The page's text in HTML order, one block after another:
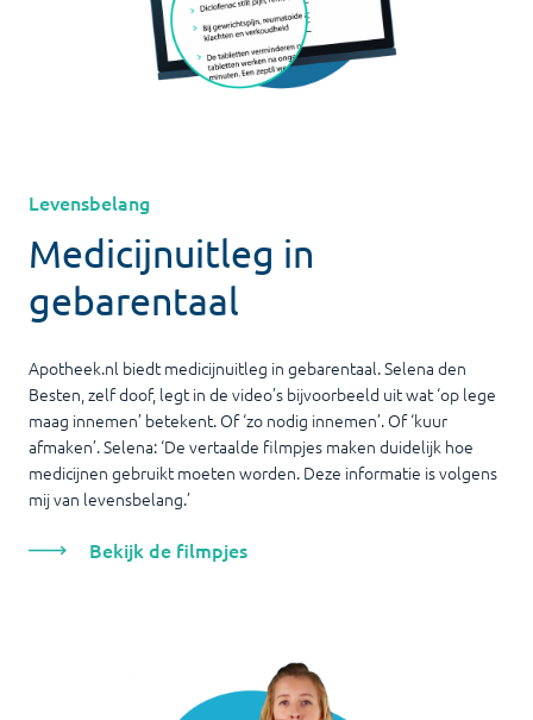
Levensbelang
Medicijnuitleg in
gebarentaal
Apotheek.nl biedt medicijnuitleg in gebarentaal. Selena den
Besten, zelf doof, legt in de video’s bijvoorbeeld uit wat ‘op lege
maag innemen’ betekent. Of ‘zo nodig innemen’. Of ‘kuur
afmaken’. Selena: ‘De vertaalde filmpjes maken duidelijk hoe
medicijnen gebruikt moeten worden. Deze informatie is volgens
mij van levensbelang.’
Bekijk de filmpjes